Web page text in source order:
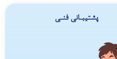
پشتیبـانی فنـی